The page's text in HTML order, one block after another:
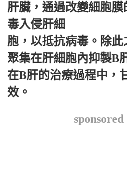
肝臟，通過改變細胞
毒入侵肝細
胞，以抵抗病毒。除
聚集在肝細胞內抑製B
在B肝的治療過程中，
效。
sponsored